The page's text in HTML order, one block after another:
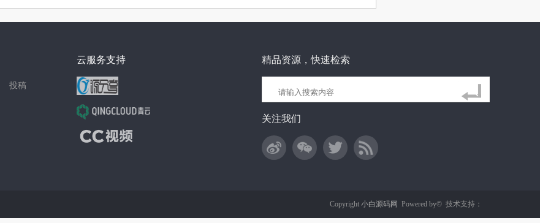
投稿
云服务支持 精品资源，快速检索
关注我们
Copyright 小白源码网 Powered by© 技术支持：